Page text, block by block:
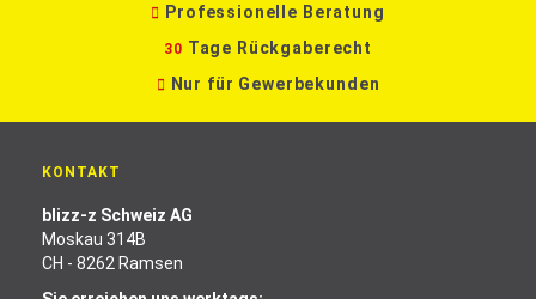
Professionelle Beratung
30 Tage Rückgaberecht
Nur für Gewerbekunden
KONTAKT
blizz-z Schweiz AG
Moskau 314B
CH - 8262 Ramsen